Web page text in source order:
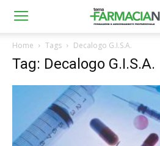
Home Tags Decalogo G.I.S.A.
Tag: Decalogo G.I.S.A.